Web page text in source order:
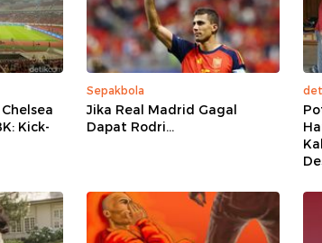
Kick-
Sepakbola
Jika Real Madrid Gagal
Dapat Rodri...